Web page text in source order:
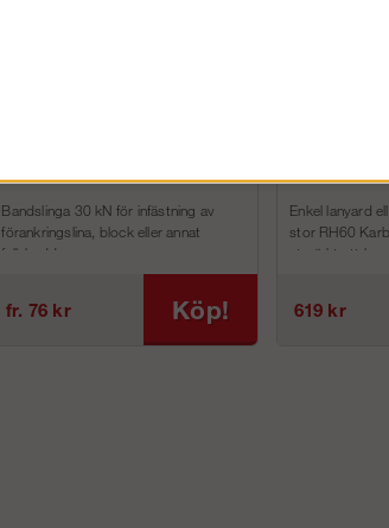
Bandslinga 30 kN för infästning av
förankringslina, block eller annat
fallskydd.
fr. 76 kr Köp!
Enkel lanyard
stor RH60
utmärkt att ha...
619 kr